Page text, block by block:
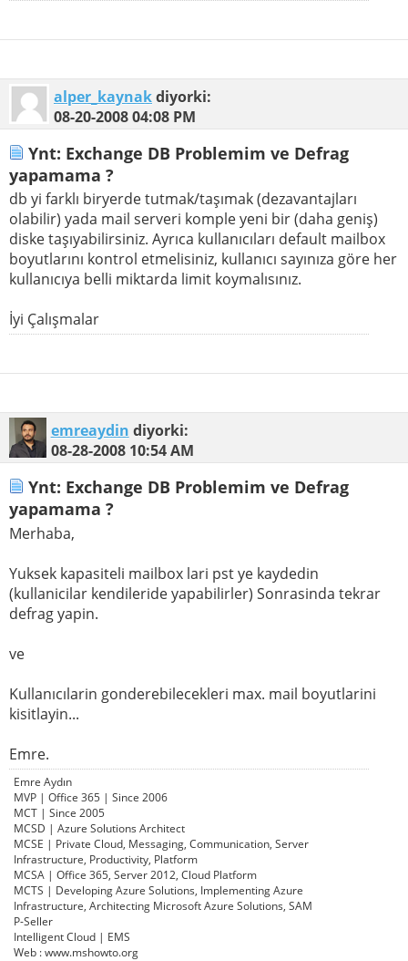
alper_kaynakdiyorki:
08-20-200804:08 PM
Ynt: Exchange DB Problemim ve Defrag
yapamama ?
db yi farklı biryerde tutmak/taşımak (dezavantajları
olabilir) yada mail serveri komple yeni bir (daha geniş)
diske taşıyabilirsiniz. Ayrıca kullanıcıları default mailbox
boyutlarını kontrol etmelisiniz, kullanıcı sayınıza göre her
kullanıcıya belli miktarda limit koymalısınız.
İyi Çalışmalar
emreaydin diyorki:
08-28-2008 10:54 AM
Ynt: Exchange DB Problemim ve Defrag
yapamama ?
Merhaba,
Yuksek kapasiteli mailbox lari pst ye kaydedin
(kullanicilar kendileride yapabilirler) Sonrasinda tekrar
defrag yapin.
ve
Kullanıcılarin gonderebilecekleri max. mail boyutlarini
kisitlayin...
Emre.
Emre Aydın
MVP | Office 365 | Since 2006
MCT | Since 2005
MCSD | Azure Solutions Architect
MCSE | Private Cloud, Messaging, Communication, Server
Infrastructure, Productivity, Platform
MCSA | Office 365, Server 2012, Cloud Platform
MCTS | Developing Azure Solutions, Implementing Azure
Infrastructure, Architecting Microsoft Azure Solutions, SAM
P-Seller
Intelligent Cloud | EMS
Web : www.mshowto.org